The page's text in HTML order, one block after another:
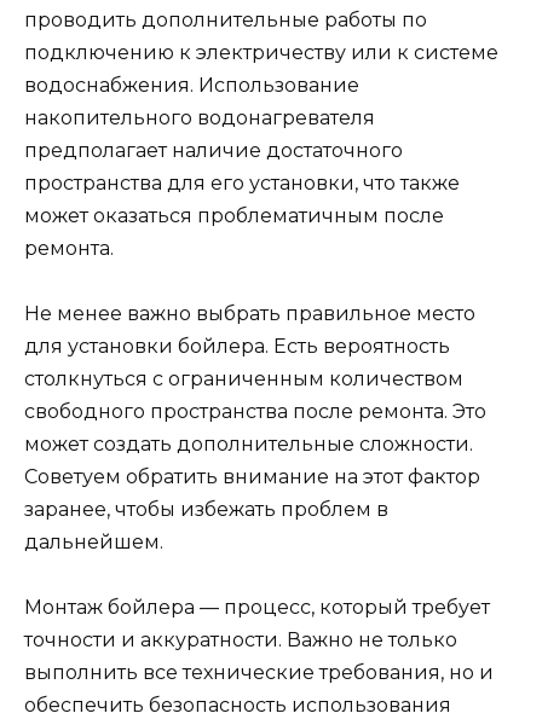
проводить дополнительные работы по
подключению к электричеству или к системе
водоснабжения. Использование
накопительного водонагревателя
предполагает наличие достаточного
пространства для его установки, что также
может оказаться проблематичным после
ремонта.
Не менее важно выбрать правильное место
для установки бойлера. Есть вероятность
столкнуться с ограниченным количеством
свободного пространства после ремонта. Это
может создать дополнительные сложности.
Советуем обратить внимание на этот фактор
заранее, чтобы избежать проблем в
дальнейшем.
Монтаж бойлера — процесс, который требует
точности и аккуратности. Важно не только
выполнить все технические требования, но и
обеспечить безопасность использования